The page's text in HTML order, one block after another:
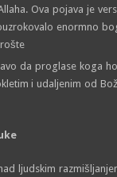
Ova pojava je
enormno
da proglase koga
i udaljenim od
ljudskim